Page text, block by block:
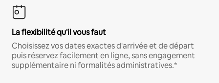
La flexibilité qu'il vous faut
Choisissez vos dates exactes d'arrivée et de départ
puis réservez facilement en ligne, sans engagement
supplémentaire ni formalités administratives.*